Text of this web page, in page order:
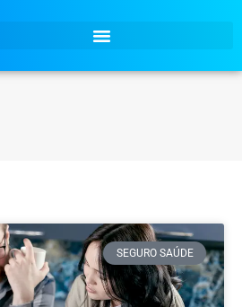
SEGURO SAÚDE